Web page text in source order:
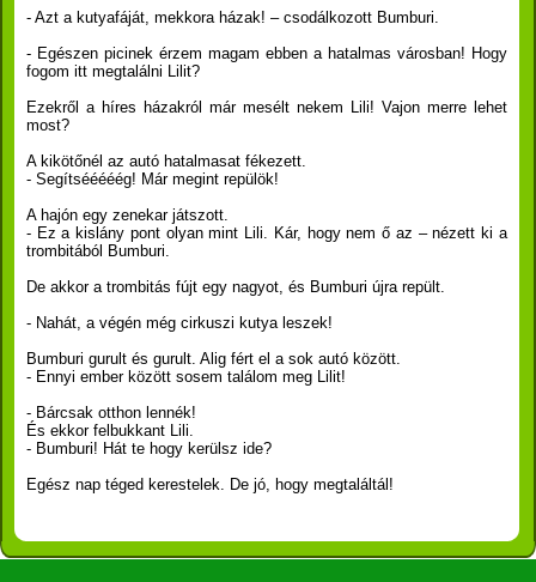
- Azt a kutyafáját, mekkora házak! – csodálkozott Bumburi.
- Egészen picinek érzem magam ebben a hatalmas városban! Hogy
fogom itt megtalálni Lilit?
Ezekről a híres házakról már mesélt nekem Lili! Vajon merre lehet
most?
A kikötőnél az autó hatalmasat fékezett.
- Segítsééééég! Már megint repülök!
A hajón egy zenekar játszott.
- Ez a kislány pont olyan mint Lili. Kár, hogy nem ő az – nézett ki a
trombitából Bumburi.
De akkor a trombitás fújt egy nagyot, és Bumburi újra repült.
- Nahát, a végén még cirkuszi kutya leszek!
Bumburi gurult és gurult. Alig fért el a sok autó között.
- Ennyi ember között sosem találom meg Lilit!
- Bárcsak otthon lennék!
És ekkor felbukkant Lili.
- Bumburi! Hát te hogy kerülsz ide?
Egész nap téged kerestelek. De jó, hogy megtaláltál!